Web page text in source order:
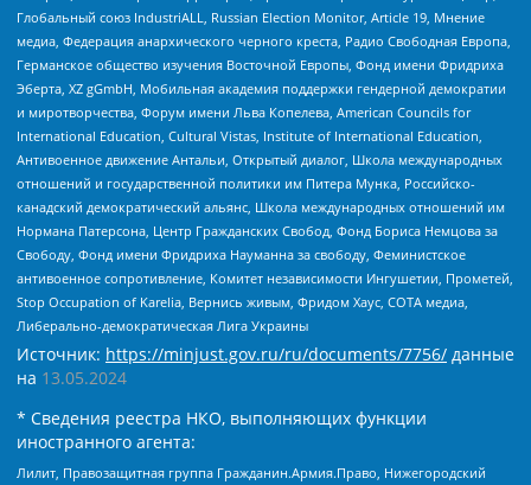
Глобальный союз IndustriALL, Russian Election Monitor, Article 19, Мнение
медиа, Федерация анархического черного креста, Радио Свободная Европа,
Германское общество изучения Восточной Европы, Фонд имени Фридриха
Эберта, XZ gGmbH, Мобильная академия поддержки гендерной демократии
и миротворчества, Форум имени Льва Копелева, American Councils for
International Education, Cultural Vistas, Institute of International Education,
Антивоенное движение Антальи, Открытый диалог, Школа международных
отношений и государственной политики им Питера Мунка, Российско-
канадский демократический альянс, Школа международных отношений им
Нормана Патерсона, Центр Гражданских Свобод, Фонд Бориса Немцова за
Свободу, Фонд имени Фридриха Науманна за свободу, Феминистское
антивоенное сопротивление, Комитет независимости Ингушетии, Прометей,
Stop Occupation of Karelia, Вернись живым, Фридом Хаус, СОТА медиа,
Либерально-демократическая Лига Украины
Источник: https://minjust.gov.ru/ru/documents/7756/ данные
на 13.05.2024
* Сведения реестра НКО, выполняющих функции
иностранного агента:
Лилит, Правозащитная группа Гражданин.Армия.Право, Нижегородский